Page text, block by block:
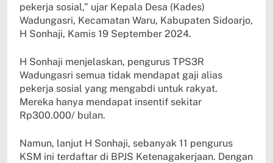
pekerja sosial,” ujar Kepala Desa (Kades)
Wadungasri, Kecamatan Waru, Kabupaten Sidoarjo,
H Sonhaji, Kamis 19 September 2024.
H Sonhaji menjelaskan, pengurus TPS3R
Wadungasri semua tidak mendapat gaji alias
pekerja sosial yang mengabdi untuk rakyat.
Mereka hanya mendapat insentif sekitar
Rp300.000/ bulan.
Namun, lanjut H Sonhaji, sebanyak 11 pengurus
KSM ini terdaftar di BPJS Ketenagakerjaan. Dengan